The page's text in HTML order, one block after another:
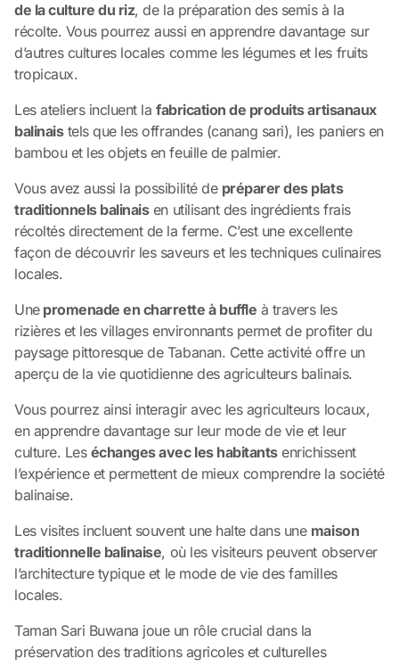
de la culture du riz, de la préparation des semis à la
récolte. Vous pourrez aussi en apprendre davantage sur
d’autres cultures locales comme les légumes et les fruits
tropicaux.
Les ateliers incluent la fabrication de produits artisanaux
balinaistels que les offrandes (canang sari), les paniers en
bambou et les objets en feuille de palmier.
Vous avez aussi la possibilité de préparer des plats
traditionnels balinaisen utilisant des ingrédients frais
récoltés directement de la ferme. C’est une excellente
façon de découvrir les saveurs et les techniques culinaires
locales.
Unepromenade en charrette à buffle à travers les
rizières et les villages environnants permet de profiter du
paysage pittoresque de Tabanan. Cette activité offre un
aperçu de la vie quotidienne des agriculteurs balinais.
Vous pourrez ainsi interagir avec les agriculteurs locaux,
en apprendre davantage sur leur mode de vie et leur
culture. Les échanges avec les habitantsenrichissent
l’expérience et permettent de mieux comprendre la société
balinaise.
Les visites incluent souvent une halte dans une maison
traditionnelle balinaise, où les visiteurs peuvent observer
l’architecture typique et le mode de vie des familles
locales.
Taman Sari Buwana joue un rôle crucial dans la
préservation des traditions agricoles et culturelles